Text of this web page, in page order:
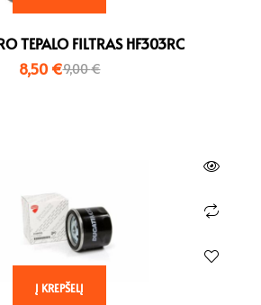
TEPALO FILTRAS HF303RC
9,00€
8,50 €
Į KREPŠELĮ